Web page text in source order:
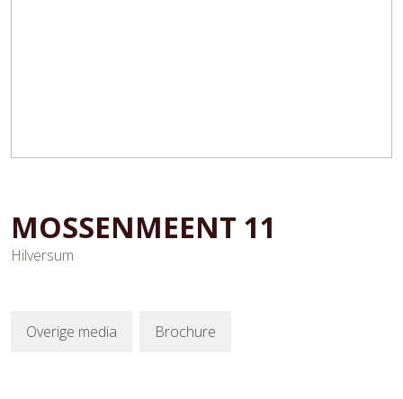
MOSSENMEENT 11
Hilversum
Overige media Brochure